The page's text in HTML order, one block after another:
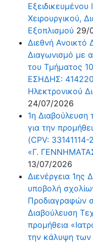
Εξειδικευμένου
Χειρουργικού,
Εξοπλισμού 29/
Διεθνή Ανοικτό
Διαγωνισμό με
του Τμήματος
ΕΣΗΔΗΣ:
Ηλεκτρονικού
24/07/2026
1η
για την
(CPV:
«Γ.
13/07/2026
∆ιενέργεια 1ης
υποβολή
Προδιαγραφών
Διαβούλευση
προμήθεια
την κάλυψη